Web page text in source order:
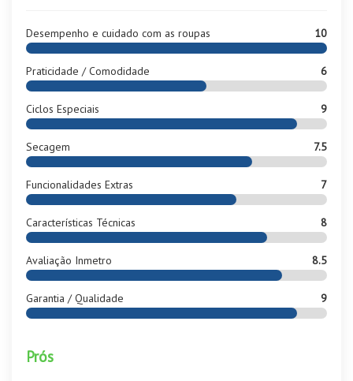
Desempenho e cuidado com as roupas 10
Praticidade / Comodidade 6
Ciclos Especiais 9
Secagem 7.5
Funcionalidades Extras 7
Características Técnicas 8
Avaliação Inmetro 8.5
Garantia / Qualidade 9
Prós